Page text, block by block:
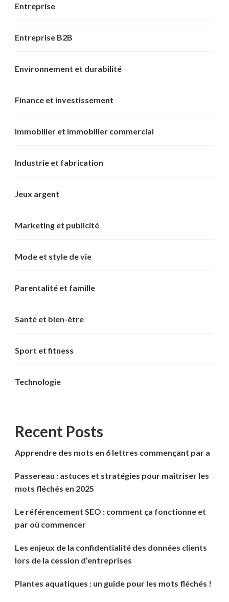
Entreprise
Entreprise B2B
Environnement et durabilité
Finance et investissement
Immobilier et immobilier commercial
Industrie et fabrication
Jeux argent
Marketing et publicité
Mode et style de vie
Parentalité et famille
Santé et bien-être
Sport et fitness
Technologie
Recent Posts
Apprendre des mots en 6 lettres commençant par a
Passereau : astuces et stratégies pour maîtriser les
mots fléchés en 2025
Le référencement SEO : comment ça fonctionne et
par où commencer
Les enjeux de la confidentialité des données clients
lors de la cession d’entreprises
Plantes aquatiques : un guide pour les mots fléchés !